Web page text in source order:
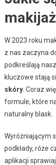
W 2023 roku
z nas zaczyna
podkreślają
kluczowe stają
skóry. Coraz
formule, które
naturalny blask.
Wyróżniającym
podkłady, róże
aplikacji